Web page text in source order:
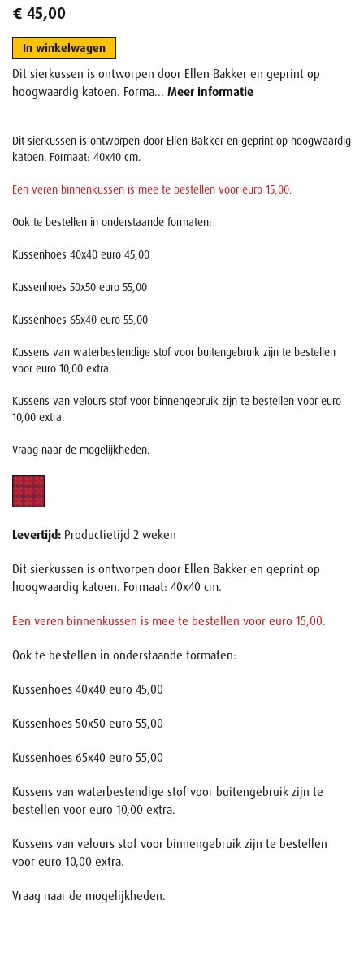
€ 45,00
In winkelwagen
Dit sierkussen is ontworpen door Ellen Bakker en geprint op
hoogwaardig katoen. Forma... Meer informatie
Dit sierkussen is ontworpen door Ellen Bakker en geprint op hoogwaardig
katoen. Formaat: 40x40 cm.
Een veren binnenkussen is mee te bestellen voor euro 15,00.
Ook te bestellen in onderstaande formaten:
Kussenhoes 40x40 euro 45,00
Kussenhoes 50x50 euro 55,00
Kussenhoes 65x40 euro 55,00
Kussens van waterbestendige stof voor buitengebruik zijn te bestellen
voor euro 10,00 extra.
Kussens van velours stof voor binnengebruik zijn te bestellen voor euro
10,00 extra.
Vraag naar de mogelijkheden.
Levertijd: Productietijd 2 weken
Dit sierkussen is ontworpen door Ellen Bakker en geprint op
hoogwaardig katoen. Formaat: 40x40 cm.
Een veren binnenkussen is mee te bestellen voor euro 15,00.
Ook te bestellen in onderstaande formaten:
Kussenhoes 40x40 euro 45,00
Kussenhoes 50x50 euro 55,00
Kussenhoes 65x40 euro 55,00
Kussens van waterbestendige stof voor buitengebruik zijn te
bestellen voor euro 10,00 extra.
Kussens van velours stof voor binnengebruik zijn te bestellen
voor euro 10,00 extra.
Vraag naar de mogelijkheden.